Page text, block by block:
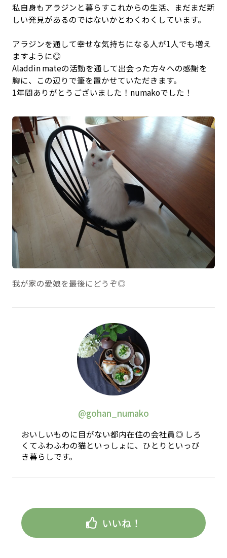
私自身もアラジンと暮らすこれからの生活、まだまだ新
しい発見があるのではないかとわくわくしています。
アラジンを通して幸せな気持ちになる人が1人でも増え
ますように◎
Aladdin mateの活動を通して出会った方々への感謝を
胸に、この辺りで筆を置かせていただきます。
1年間ありがとうございました！numakoでした！
我が家の愛娘を最後にどうぞ◎
@gohan_numako
おいしいものに目がない都内在住の会社員◎ しろ
くてふわふわの猫といっしょに、ひとりといっぴ
き暮らしです。
いいね！